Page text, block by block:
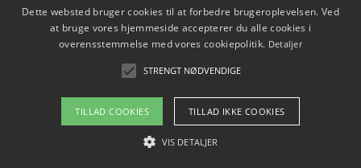
Copyright 2026 - Pilanto Aps
Om / kontakt
Blog Betingelser
Dette websted bruger cookies til at forbedre brugeroplevelsen. Ved
at bruge vores hjemmeside accepterer du alle cookies i
overensstemmelse med vores cookiepolitik. Detaljer
STRENGT NØDVENDIGE
TILLAD COOKIES TILLAD IKKE COOKIES
VIS DETALJER